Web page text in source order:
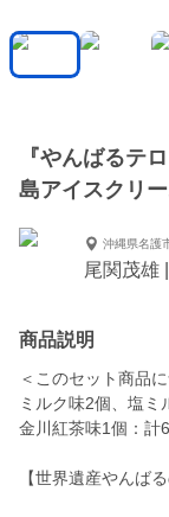
『やんばるテ
島アイスクリ
沖縄県名護
尾関茂雄
商品説明
＜このセット商品
ミルク味2個、塩ミ
金川紅茶味1個：計
【世界遺産やんば